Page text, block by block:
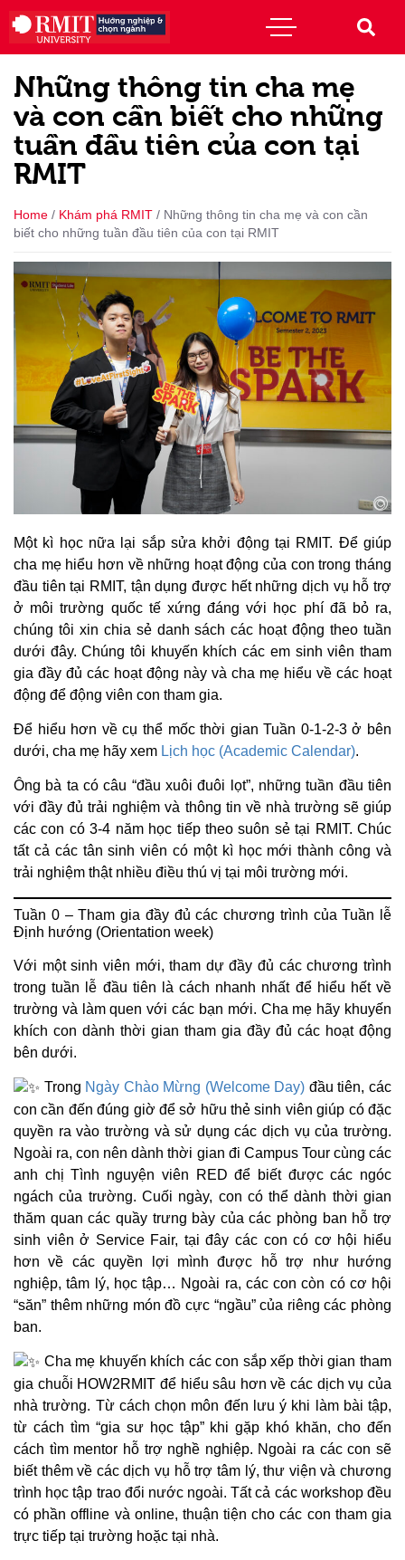
Những thông tin cha mẹ
và con cần biết cho những
tuần đầu tiên của con tại
RMIT
Home / Khám phá RMIT / Những thông tin cha mẹ và con cần
biết cho những tuần đầu tiên của con tại RMIT
Một kì học nữa lại sắp sửa khởi động tại RMIT. Để giúp
cha mẹ hiểu hơn về những hoạt động của con trong tháng
đầu tiên tại RMIT, tận dụng được hết những dịch vụ hỗ trợ
ở môi trường quốc tế xứng đáng với học phí đã bỏ ra,
chúng tôi xin chia sẻ danh sách các hoạt động theo tuần
dưới đây. Chúng tôi khuyến khích các em sinh viên tham
gia đầy đủ các hoạt động này và cha mẹ hiểu về các hoạt
động để động viên con tham gia.
Để hiểu hơn về cụ thể mốc thời gian Tuần 0-1-2-3 ở bên
dưới, cha mẹ hãy xem Lịch học (Academic Calendar).
Ông bà ta có câu “đầu xuôi đuôi lọt”, những tuần đầu tiên
với đầy đủ trải nghiệm và thông tin về nhà trường sẽ giúp
các con có 3-4 năm học tiếp theo suôn sẻ tại RMIT. Chúc
tất cả các tân sinh viên có một kì học mới thành công và
trải nghiệm thật nhiều điều thú vị tại môi trường mới.
Tuần 0 – Tham gia đầy đủ các chương trình của Tuần lễ
Định hướng (Orientation week)
Với một sinh viên mới, tham dự đầy đủ các chương trình
trong tuần lễ đầu tiên là cách nhanh nhất để hiểu hết về
trường và làm quen với các bạn mới. Cha mẹ hãy khuyến
khích con dành thời gian tham gia đầy đủ các hoạt động
bên dưới.
Trong Ngày Chào Mừng (Welcome Day) đầu tiên, các
con cần đến đúng giờ để sở hữu thẻ sinh viên giúp có đặc
quyền ra vào trường và sử dụng các dịch vụ của trường.
Ngoài ra, con nên dành thời gian đi Campus Tour cùng các
anh chị Tình nguyện viên RED để biết được các ngóc
ngách của trường. Cuối ngày, con có thể dành thời gian
thăm quan các quầy trưng bày của các phòng ban hỗ trợ
sinh viên ở Service Fair, tại đây các con có cơ hội hiểu
hơn về các quyền lợi mình được hỗ trợ như hướng
nghiệp, tâm lý, học tập… Ngoài ra, các con còn có cơ hội
“săn” thêm những món đồ cực “ngầu” của riêng các phòng
ban.
Cha mẹ khuyến khích các con sắp xếp thời gian tham
gia chuỗi HOW2RMIT để hiểu sâu hơn về các dịch vụ của
nhà trường. Từ cách chọn môn đến lưu ý khi làm bài tập,
từ cách tìm “gia sư học tập” khi gặp khó khăn, cho đến
cách tìm mentor hỗ trợ nghề nghiệp. Ngoài ra các con sẽ
biết thêm về các dịch vụ hỗ trợ tâm lý, thư viện và chương
trình học tập trao đổi nước ngoài. Tất cả các workshop đều
có phần offline và online, thuận tiện cho các con tham gia
trực tiếp tại trường hoặc tại nhà.